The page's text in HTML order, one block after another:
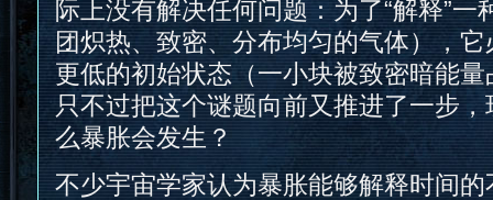
际上没有解决任何问题：为了“解释”一
团炽热、致密、分布均匀的气体），
更低的初始状态（一小块被致密暗能
只不过把这个谜题向前又推进了一步
么暴胀会发生？
不少宇宙学家认为暴胀能够解释时间